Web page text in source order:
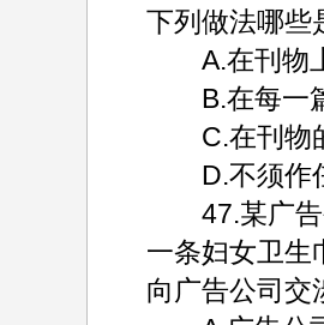
下列做法哪些
A.在刊物上
B.在每一篇
C.在刊物的
D.不须作
47.某广告
一条妇女卫生
向广告公司交